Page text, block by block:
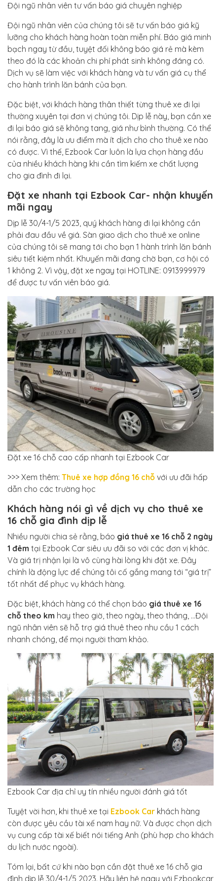
Đội ngũ nhân viên tư vấn báo giá chuyên nghiệp
Đội ngũ nhân viên của chúng tôi sẽ tư vấn báo giá kỹ
lưỡng cho khách hàng hoàn toàn miễn phí. Báo giá minh
bạch ngay từ đầu, tuyệt đối không báo giá rẻ mà kèm
theo đó là các khoản chi phí phát sinh không đáng có.
Dịch vụ sẽ làm việc với khách hàng và tư vấn giá cụ thể
cho hành trình lăn bánh của bạn.
Đặc biệt, với khách hàng thân thiết từng thuê xe đi lại
thường xuyên tại đơn vị chúng tôi. Dịp lễ này, bạn cần xe
đi lại báo giá sẽ không tang, giá như bình thường. Có thể
nói rằng, đây là ưu điểm mà ít dịch cho cho thuê xe nào
có được. Vì thế, Ezbook Car luôn là lựa chọn hàng đầu
của nhiều khách hàng khi cần tìm kiếm xe chất lượng
cho gia đình đi lại.
Đặt xe nhanh tại Ezbook Car- nhận khuyến
mãi ngay
Dịp lễ 30/4-1/5 2023, quý khách hàng đi lại không cần
phải đau đầu về giá. Sàn giao dịch cho thuê xe online
của chúng tôi sẽ mang tới cho bạn 1 hành trình lăn bánh
siêu tiết kiệm nhất. Khuyến mãi đang chờ bạn, cơ hội có
1 không 2. Vì vậy, đặt xe ngay tại HOTLINE: 0913999979
để được tư vấn viên báo giá.
Đặt xe 16 chỗ cao cấp nhanh tại Ezbook Car
>>> Xem thêm: Thuê xe hợp đồng 16 chỗ với ưu đãi hấp
dẫn cho các trường học
Khách hàng nói gì về dịch vụ cho thuê xe
16 chỗ gia đình dịp lễ
Nhiều người chia sẻ rằng, báo giá thuê xe 16 chỗ 2 ngày
1 đêm tại Ezbook Car siêu ưu đãi so với các đơn vị khác.
Và giá trị nhận lại là vô cùng hài lòng khi đặt xe. Đây
chính là động lực để chúng tôi cố gắng mang tới “giá trị”
tốt nhất để phục vụ khách hàng.
Đặc biệt, khách hàng có thể chọn báo giá thuê xe 16
chỗ theo km hay theo giờ, theo ngày, theo tháng, …Đội
ngũ nhân viên sẽ hỗ trợ giá thuê theo nhu cầu 1 cách
nhanh chóng, để mọi người tham khảo.
Ezbook Car địa chỉ uy tín nhiều người đánh giá tốt
Tuyệt vời hơn, khi thuê xe tại Ezbook Car khách hàng
còn được yêu cầu tài xế nam hay nữ. Và được chọn dịch
vụ cung cấp tài xế biết nói tiếng Anh (phù hợp cho khách
du lịch nước ngoài).
Tóm lại, bất cứ khi nào bạn cần đặt thuê xe 16 chỗ gia
đình dịp lễ 30/4-1/5 2023. Hãy liên hệ ngay với Ezbookcar